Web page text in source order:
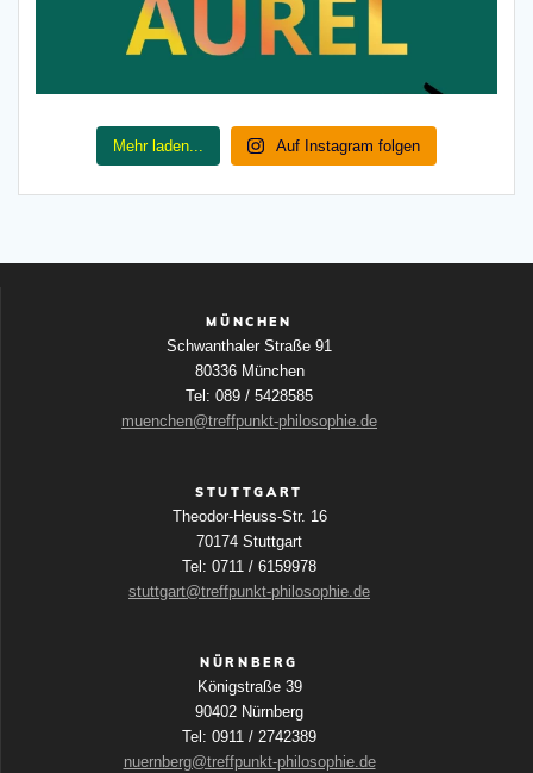
Mehr laden... Auf Instagram folgen
MÜNCHEN
Schwanthaler Straße 91
80336 München
Tel: 089 / 5428585
muenchen@treffpunkt-philosophie.de
STUTTGART
Theodor-Heuss-Str. 16
70174 Stuttgart
Tel: 0711 / 6159978
stuttgart@treffpunkt-philosophie.de
NÜRNBERG
Königstraße 39
90402 Nürnberg
Tel: 0911 / 2742389
nuernberg@treffpunkt-philosophie.de